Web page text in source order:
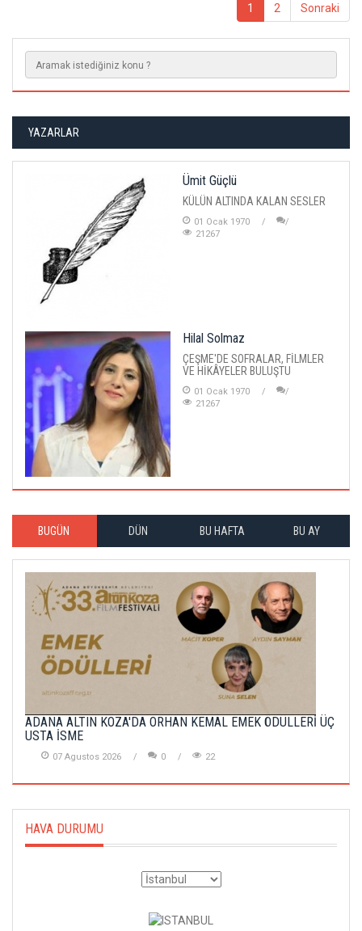
1 2 Sonraki
YAZARLAR
Ümit Güçlü
KÜLÜN ALTINDA KALAN SESLER
01 Ocak 1970
21267
Hilal Solmaz
ÇEŞME'DE SOFRALAR, FİLMLER
VE HİKÂYELER BULUŞTU
01 Ocak 1970
21267
BUGÜN DÜN BU HAFTA BU AY
ADANA ALTIN KOZA'DA ORHAN KEMAL EMEK ÖDÜLLERİ ÜÇ
USTA İSME
07 Agustos 2026 0 22
HAVA DURUMU